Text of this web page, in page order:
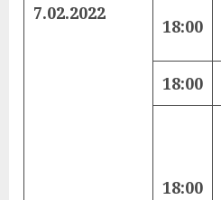
7.02.2022
18:00
18:00
18:00